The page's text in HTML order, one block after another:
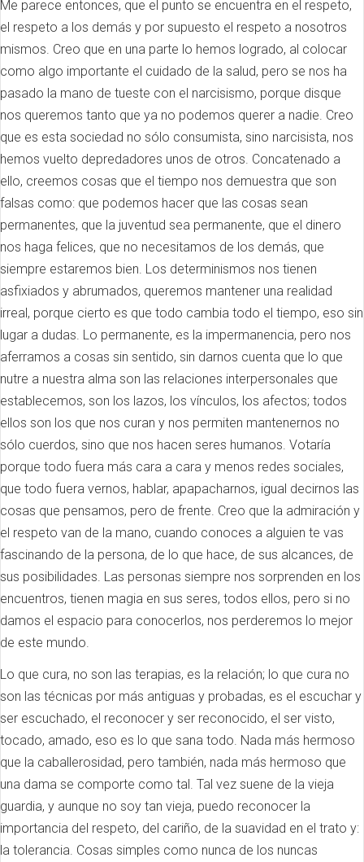
Me parece entonces, que el punto se encuentra en el respeto,
el respeto a los demás y por supuesto el respeto a nosotros
mismos. Creo que en una parte lo hemos logrado, al colocar
como algo importante el cuidado de la salud, pero se nos ha
pasado la mano de tueste con el narcisismo, porque disque
nos queremos tanto que ya no podemos querer a nadie. Creo
que es esta sociedad no sólo consumista, sino narcisista, nos
hemos vuelto depredadores unos de otros. Concatenado a
ello, creemos cosas que el tiempo nos demuestra que son
falsas como: que podemos hacer que las cosas sean
permanentes, que la juventud sea permanente, que el dinero
nos haga felices, que no necesitamos de los demás, que
siempre estaremos bien. Los determinismos nos tienen
asfixiados y abrumados, queremos mantener una realidad
irreal, porque cierto es que todo cambia todo el tiempo, eso sin
lugar a dudas. Lo permanente, es la impermanencia, pero nos
aferramos a cosas sin sentido, sin darnos cuenta que lo que
nutre a nuestra alma son las relaciones interpersonales que
establecemos, son los lazos, los vínculos, los afectos; todos
ellos son los que nos curan y nos permiten mantenernos no
sólo cuerdos, sino que nos hacen seres humanos. Votaría
porque todo fuera más cara a cara y menos redes sociales,
que todo fuera vernos, hablar, apapacharnos, igual decirnos las
cosas que pensamos, pero de frente. Creo que la admiración y
el respeto van de la mano, cuando conoces a alguien te vas
fascinando de la persona, de lo que hace, de sus alcances, de
sus posibilidades. Las personas siempre nos sorprenden en los
encuentros, tienen magia en sus seres, todos ellos, pero si no
damos el espacio para conocerlos, nos perderemos lo mejor
de este mundo.
Lo que cura, no son las terapias, es la relación; lo que cura no
son las técnicas por más antiguas y probadas, es el escuchar y
ser escuchado, el reconocer y ser reconocido, el ser visto,
tocado, amado, eso es lo que sana todo. Nada más hermoso
que la caballerosidad, pero también, nada más hermoso que
una dama se comporte como tal. Tal vez suene de la vieja
guardia, y aunque no soy tan vieja, puedo reconocer la
importancia del respeto, del cariño, de la suavidad en el trato y:
la tolerancia. Cosas simples como nunca de los nuncas